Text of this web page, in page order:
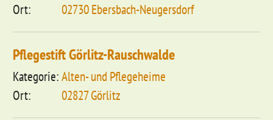
02730 Ebersbach-Neugersdorf
Pflegestift Görlitz-Rauschwalde
Alten- und Pflegeheime
02827 Görlitz